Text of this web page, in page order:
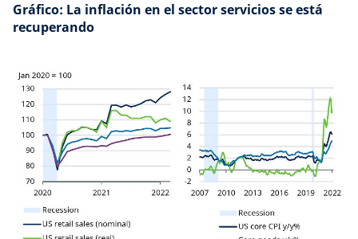
Gráfico: La inflación en el sector servicios se está
recuperando